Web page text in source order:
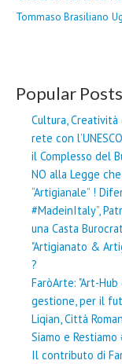
Tommaso Brasiliano
Popular Posts
Cultura,
rete con l’UNESCO
il Complesso del
NO alla Legge
“Artigianale” !
#MadeinItaly”,
una Casta
"Artigianato &
?
FaròArte: "Art-
gestione, per il
Liqian, Città
Siamo e Restiamo
Il contributo di